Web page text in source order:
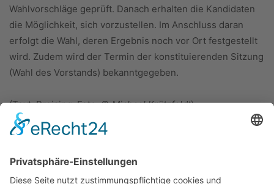
Wahlvorschläge geprüft. Danach erhalten die Kandidaten
die Möglichkeit, sich vorzustellen. Im Anschluss daran
erfolgt die Wahl, deren Ergebnis noch vor Ort festgestellt
wird. Zudem wird der Termin der konstituierenden Sitzung
(Wahl des Vorstands) bekanntgegeben.
(Text: Preising; Foto: ©Michael Krützfeldt)